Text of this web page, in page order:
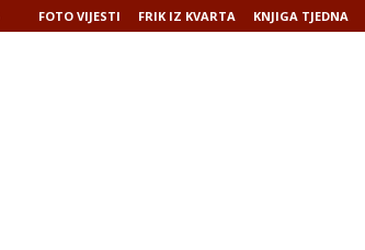
FOTO VIJESTI FRIK IZ KVARTA KNJIGA TJEDNA